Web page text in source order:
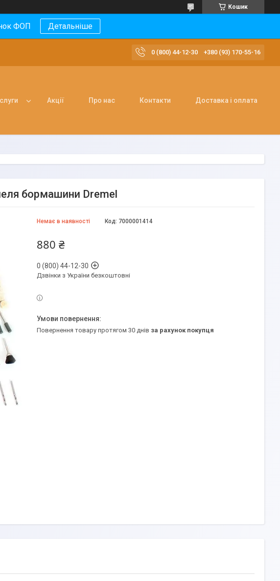
Кошик
ФОП Детальніше
0 (800) 44-12-30 +380 (93) 170-55-16
Акції Про нас Контакти Доставка і оплата
бормашини Dremel
Немає в наявності Код: 7000001414
880 ₴
0 (800) 44-12-30
Дзвінки з України безкоштовні
повернення товару протягом 30 днів за рахунок покупця